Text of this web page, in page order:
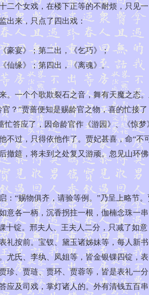
女戏，在楼下正等的不耐烦，只见一
出来，只点了四出戏：
》；第二出，《乞巧》；
》；第四出，《离魂》。
。一个个歌欺裂石之音，舞有天魔之态
？”贾蔷便知是赐龄官之物，喜的忙接
忙答应了，因命龄官作《游园》、《惊
不过，只得依他作了。贾妃甚喜，命“
撤筵，将未到之处复又游顽。忽见山环
赐物俱齐，请验等例。”乃呈上略节。
意各一柄，沉香拐拄一根，伽楠念珠一
十锭。邢夫人、王夫人二分，只减了如
礼按前。宝钗、黛玉诸姊妹等，每人新
尤氏、李纨、凤姐等，皆金银锞四锭，
珍、贾琏、贾环、贾蓉等，皆是表礼一
应及司戏，掌灯诸人的。外有清钱五百